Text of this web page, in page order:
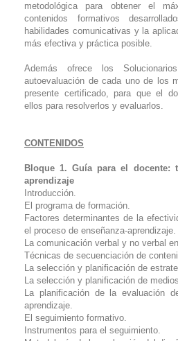
metodológica para obtener el
contenidos formativos
habilidades comunicativas y la
más efectiva y práctica posible.
Además ofrece los
autoevaluación de cada uno de los
presente certificado, para que el
ellos para resolverlos y evaluarlos.
CONTENIDOS
Bloque 1. Guía para el docente:
aprendizaje
Introducción.
El programa de formación.
Factores determinantes de la
el proceso de enseñanza-aprendizaje.
La comunicación verbal y no verbal
Técnicas de secuenciación de
La selección y planificación de
La selección y planificación de
La planificación de la evaluación
aprendizaje.
El seguimiento formativo.
Instrumentos para el seguimiento.